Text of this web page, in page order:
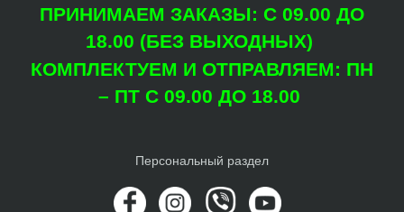
ПРИНИМАЕМ ЗАКАЗЫ: С 09.00 ДО
18.00 (БЕЗ ВЫХОДНЫХ)
КОМПЛЕКТУЕМ И ОТПРАВЛЯЕМ: ПН
– ПТ С 09.00 ДО 18.00
Персональный раздел